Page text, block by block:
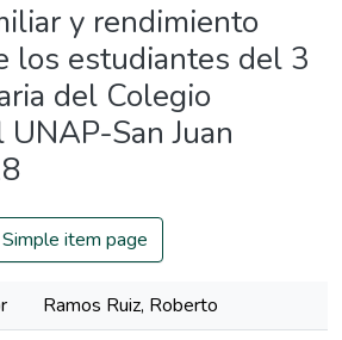
y rendimiento
los estudiantes del 3
del Colegio
San Juan
Simple item page
Ramos Ruiz, Roberto